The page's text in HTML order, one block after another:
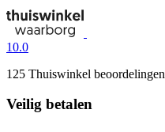
10.0
125 Thuiswinkel beoordelingen
Veilig betalen